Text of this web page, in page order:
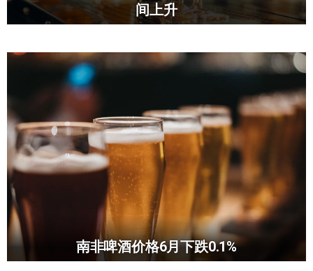
间上升
南非啤酒价格6月下跌0.1%